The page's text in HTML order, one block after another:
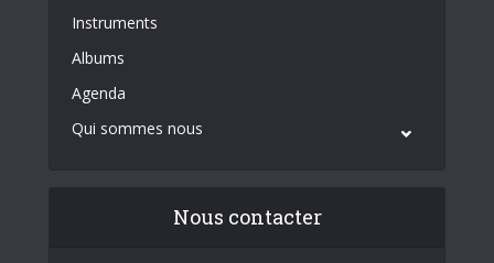
Instruments
Albums
Agenda
Qui sommes nous
Nous contacter